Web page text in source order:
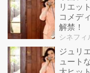
リエッ
コメデ
解禁！
シネフィ
ジュリ
ュート